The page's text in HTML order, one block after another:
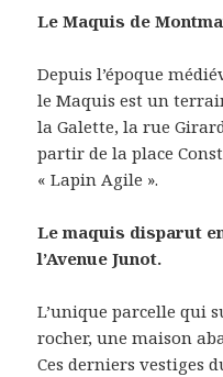
Le Maquis de
Depuis l’époque
le Maquis est un
la Galette, la rue
partir de la place
« Lapin Agile ».
Le maquis disparut
l’Avenue Junot.
L’unique parcelle qui
rocher, une maison
Ces derniers vestiges